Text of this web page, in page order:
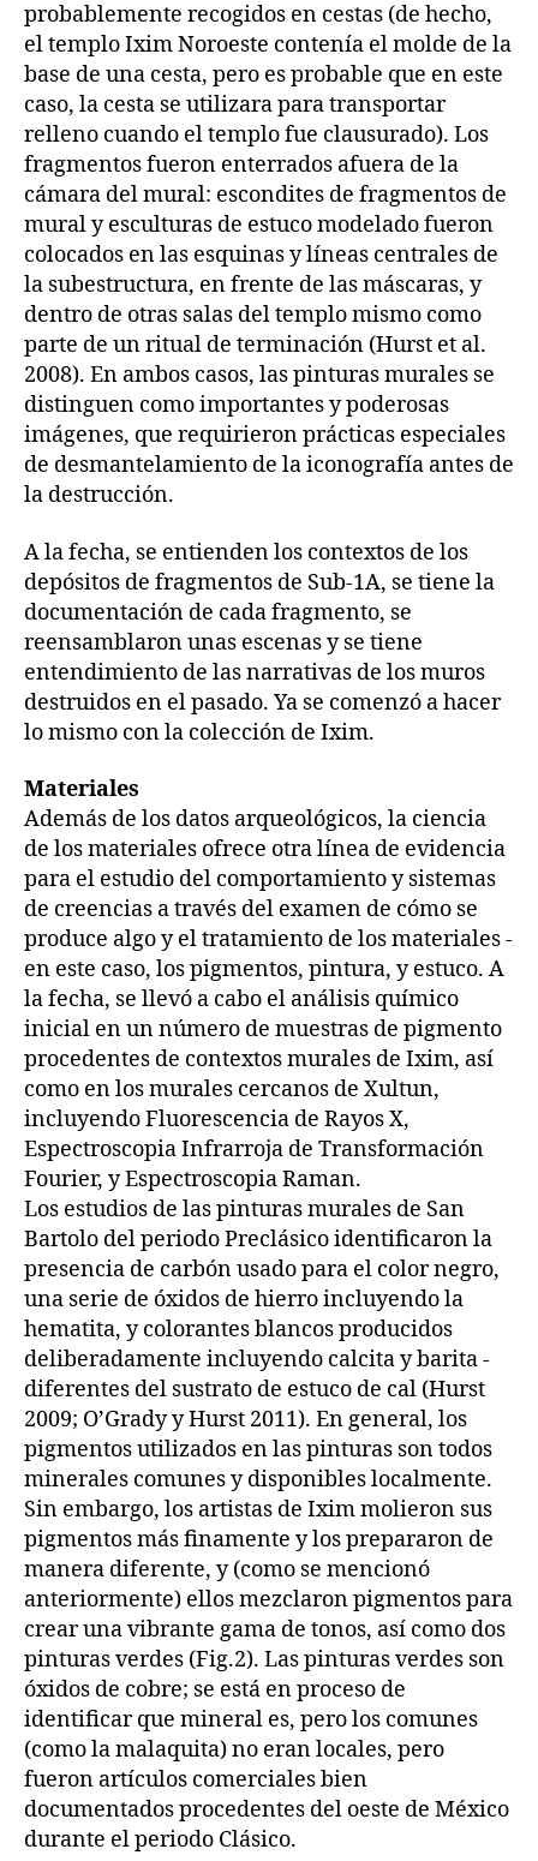
probablemente recogidos en cestas (de hecho,
el templo Ixim Noroeste contenía el molde de la
base de una cesta, pero es probable que en este
caso, la cesta se utilizara para transportar
relleno cuando el templo fue clausurado). Los
fragmentos fueron enterrados afuera de la
cámara del mural: escondites de fragmentos de
mural y esculturas de estuco modelado fueron
colocados en las esquinas y líneas centrales de
la subestructura, en frente de las máscaras, y
dentro de otras salas del templo mismo como
parte de un ritual de terminación (Hurst et al.
2008). En ambos casos, las pinturas murales se
distinguen como importantes y poderosas
imágenes, que requirieron prácticas especiales
de desmantelamiento de la iconografía antes de
la destrucción.
A la fecha, se entienden los contextos de los
depósitos de fragmentos de Sub-1A, se tiene la
documentación de cada fragmento, se
reensamblaron unas escenas y se tiene
entendimiento de las narrativas de los muros
destruidos en el pasado. Ya se comenzó a hacer
lo mismo con la colección de Ixim.
Materiales
Además de los datos arqueológicos, la ciencia
de los materiales ofrece otra línea de evidencia
para el estudio del comportamiento y sistemas
de creencias a través del examen de cómo se
produce algo y el tratamiento de los materiales -
en este caso, los pigmentos, pintura, y estuco. A
la fecha, se llevó a cabo el análisis químico
inicial en un número de muestras de pigmento
procedentes de contextos murales de Ixim, así
como en los murales cercanos de Xultun,
incluyendo Fluorescencia de Rayos X,
Espectroscopia Infrarroja de Transformación
Fourier, y Espectroscopia Raman.
Los estudios de las pinturas murales de San
Bartolo del periodo Preclásico identificaron la
presencia de carbón usado para el color negro,
una serie de óxidos de hierro incluyendo la
hematita, y colorantes blancos producidos
deliberadamente incluyendo calcita y barita -
diferentes del sustrato de estuco de cal (Hurst
2009; O’Grady y Hurst 2011). En general, los
pigmentos utilizados en las pinturas son todos
minerales comunes y disponibles localmente.
Sin embargo, los artistas de Ixim molieron sus
pigmentos más finamente y los prepararon de
manera diferente, y (como se mencionó
anteriormente) ellos mezclaron pigmentos para
crear una vibrante gama de tonos, así como dos
pinturas verdes (Fig.2). Las pinturas verdes son
óxidos de cobre; se está en proceso de
identificar que mineral es, pero los comunes
(como la malaquita) no eran locales, pero
fueron artículos comerciales bien
documentados procedentes del oeste de México
durante el periodo Clásico.